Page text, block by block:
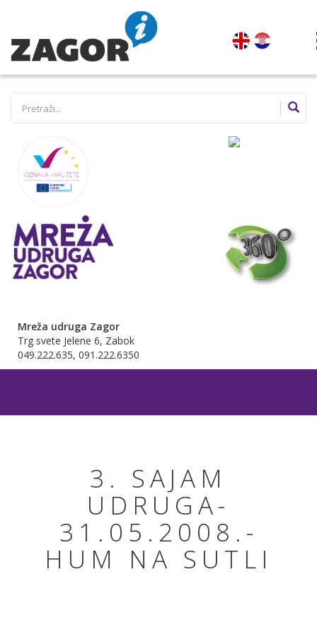
Mreža udruga Zagor
Trg svete Jelene 6, Zabok
049.222.635, 091.222.6350
3. SAJAM
UDRUGA-
31.05.2008.-
HUM NA SUTLI